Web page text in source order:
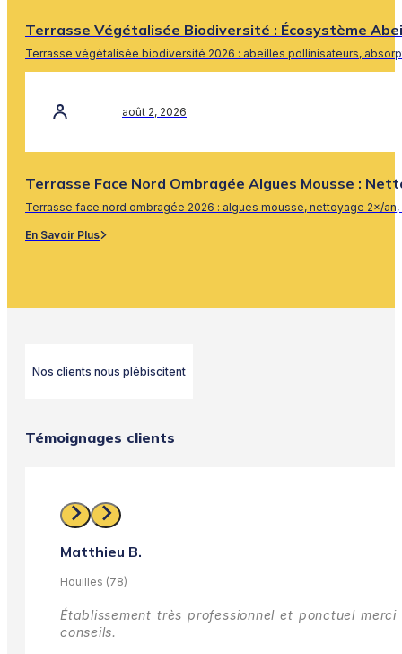
Terrasse Végétalisée Biodiversité : Écosystème
Terrasse végétalisée biodiversité 2026 : abeilles pollinisateurs,
août 2, 2026
Terrasse Face Nord Ombragée Algues Mousse :
Terrasse face nord ombragée 2026 : algues mousse, nettoyage 2×/
En Savoir Plus
Nos clients nous plébiscitent
Témoignages clients
Matthieu B.
Houilles (78)
Établissement très professionnel et ponctuel
conseils.